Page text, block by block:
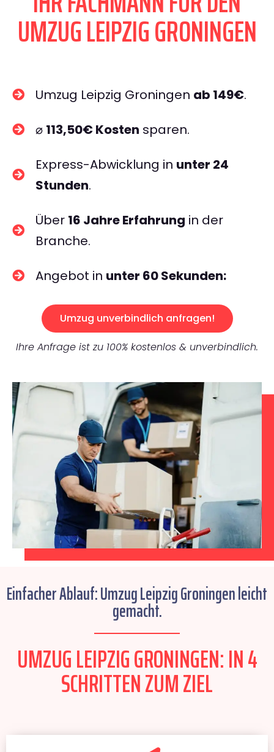
UMZUG LEIPZIG GRONINGEN
Umzug Leipzig Groningen ab 149€.
⌀ 113,50€ Kosten sparen.
Express-Abwicklung in unter 24
Stunden.
Über 16 Jahre Erfahrung in der
Branche.
Angebot in unter 60 Sekunden:
Umzug unverbindlich anfragen!
Ihre Anfrage ist zu 100% kostenlos & unverbindlich.
Einfacher Ablauf: Umzug Leipzig Groningen leicht
gemacht.
UMZUG LEIPZIG GRONINGEN: IN 4
SCHRITTEN ZUM ZIEL